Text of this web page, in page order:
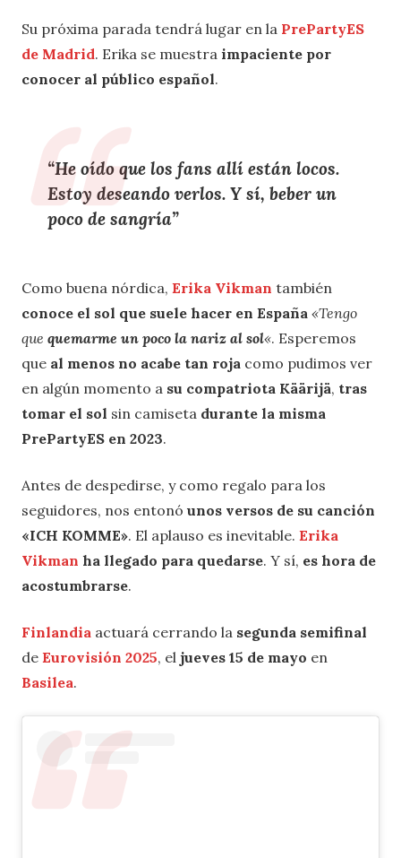
Su próxima parada tendrá lugar en la PrePartyES
de Madrid. Erika se muestra impaciente por
conocer al público español.
“He oído que los fans allí están locos.
Estoy deseando verlos. Y sí, beber un
poco de sangría”
Como buena nórdica, Erika Vikman también
conoce el sol que suele hacer en España «Tengo
que quemarme un poco la nariz al sol«. Esperemos
que al menos no acabe tan roja como pudimos ver
en algún momento a su compatriota Käärijä, tras
tomar el sol sin camiseta durante la misma
PrePartyES en 2023.
Antes de despedirse, y como regalo para los
seguidores, nos entonó unos versos de su canción
«ICH KOMME». El aplauso es inevitable. Erika
Vikman ha llegado para quedarse. Y sí, es hora de
acostumbrarse.
Finlandia actuará cerrando la segunda semifinal
de Eurovisión 2025, el jueves 15 de mayo en
Basilea.